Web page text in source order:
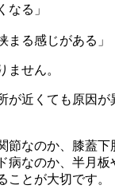
なる」
まる感じがある」
ません。
が近くても原因が
節なのか、膝蓋
病なのか、半月
ことが大切です。